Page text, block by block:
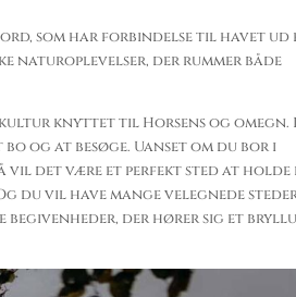
som har forbindelse til havet
naturoplevelser, der rummer både
kultur knyttet til Horsens og omegn.
og at besøge. Uanset om du bor i
vil det være et perfekt sted at holde
du vil have mange velegnede
begivenheder, der hører sig et